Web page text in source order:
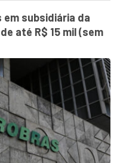
em subsidiária da
até R$ 15 mil (sem